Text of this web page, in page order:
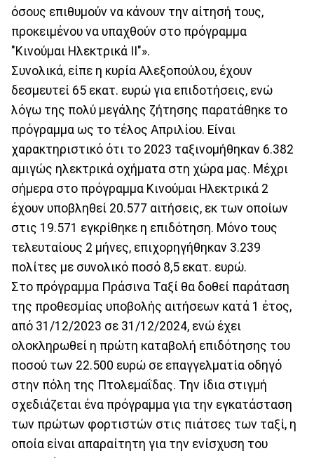
όσους επιθυμούν να κάνουν την αίτησή τους,
προκειμένου να υπαχθούν στο πρόγραμμα
"Κινούμαι Ηλεκτρικά ΙΙ"».
Συνολικά, είπε η κυρία Αλεξοπούλου, έχουν
δεσμευτεί 65 εκατ. ευρώ για επιδοτήσεις, ενώ
λόγω της πολύ μεγάλης ζήτησης παρατάθηκε το
πρόγραμμα ως το τέλος Απριλίου. Είναι
χαρακτηριστικό ότι το 2023 ταξινομήθηκαν 6.382
αμιγώς ηλεκτρικά οχήματα στη χώρα μας. Μέχρι
σήμερα στο πρόγραμμα Κινούμαι Ηλεκτρικά 2
έχουν υποβληθεί 20.577 αιτήσεις, εκ των οποίων
στις 19.571 εγκρίθηκε η επιδότηση. Μόνο τους
τελευταίους 2 μήνες, επιχορηγήθηκαν 3.239
πολίτες με συνολικό ποσό 8,5 εκατ. ευρώ.
Στο πρόγραμμα Πράσινα Ταξί θα δοθεί παράταση
της προθεσμίας υποβολής αιτήσεων κατά 1 έτος,
από 31/12/2023 σε 31/12/2024, ενώ έχει
ολοκληρωθεί η πρώτη καταβολή επιδότησης του
ποσού των 22.500 ευρώ σε επαγγελματία οδηγό
στην πόλη της Πτολεμαΐδας. Την ίδια στιγμή
σχεδιάζεται ένα πρόγραμμα για την εγκατάσταση
των πρώτων φορτιστών στις πιάτσες των ταξί, η
οποία είναι απαραίτητη για την ενίσχυση του